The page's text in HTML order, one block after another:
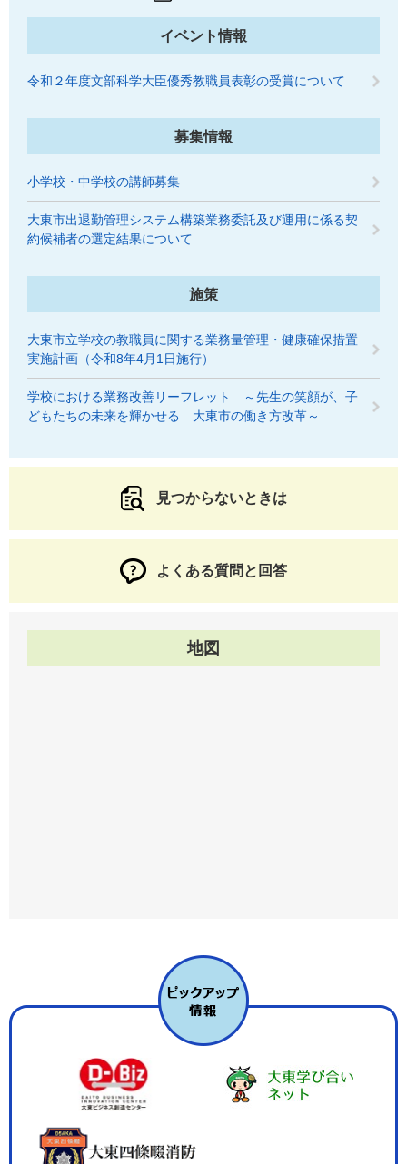
イベント情報
令和２年度文部科学大臣優秀教職員表彰の受賞について
募集情報
小学校・中学校の講師募集
大東市出退勤管理システム構築業務委託及び運用に係る契
約候補者の選定結果について
施策
大東市立学校の教職員に関する業務量管理・健康確保措置
実施計画（令和8年4月1日施行）
学校における業務改善リーフレット ～先生の笑顔が、子
どもたちの未来を輝かせる 大東市の働き方改革～
見つからないときは
よくある質問と回答
地図